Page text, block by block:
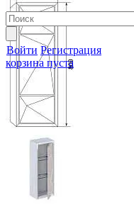
Войти Регистрация
корзина пуста